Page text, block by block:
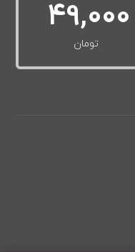
49,000
تومان